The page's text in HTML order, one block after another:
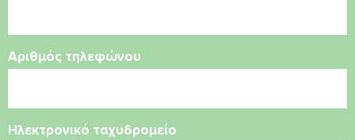
Αριθμός τηλεφώνου
Ηλεκτρονικό ταχυδρομείο